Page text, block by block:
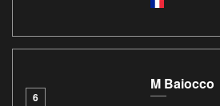
6
M Baiocco